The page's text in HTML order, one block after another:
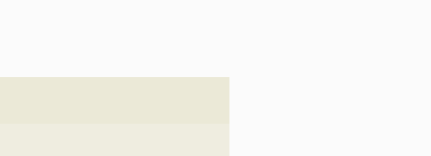
(1830-1840)